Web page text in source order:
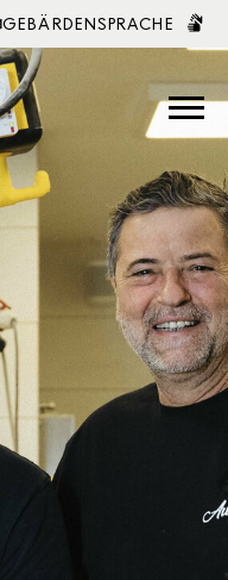
GEBÄRDENSPRACHE